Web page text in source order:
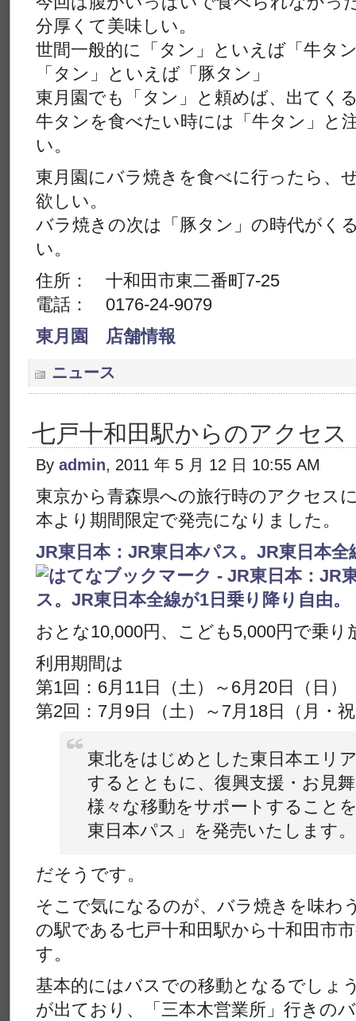
分厚くて美味しい。
世間一般的に「タン」といえば「牛タ
「タン」といえば「豚タン」
東月園でも「タン」と頼めば、出てく
牛タンを食べたい時には「牛タン」と
い。
東月園にバラ焼きを食べに行ったら、
欲しい。
バラ焼きの次は「豚タン」の時代がく
い。
住所： 十和田市東二番町7-25
電話： 0176-24-9079
東月園 店舗情報
ニュース
七戸十和田駅からのアクセス
By admin, 2011 年 5 月 12 日 10:55 AM
東京から青森県への旅行時のアクセス
本より期間限定で発売になりました。
JR東日本：JR東日本パス。JR東日本
おとな10,000円、こども5,000円で乗り
利用期間は
第1回：6月11日（土）～6月20日（日）
第2回：7月9日（土）～7月18日（月・
東北をはじめとした東日本エリ
するとともに、復興支援・お見
様々な移動をサポートすること
東日本パス」を発売いたします。
だそうです。
そこで気になるのが、バラ焼きを味わ
の駅である七戸十和田駅から十和田市
す。
基本的にはバスでの移動となるでしょ
が出ており、「三本木営業所」行きの